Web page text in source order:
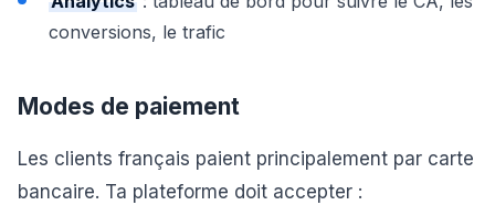
conversions, le trafic
Modes de paiement
Les clients français paient principalement par carte
bancaire. Ta plateforme doit accepter :